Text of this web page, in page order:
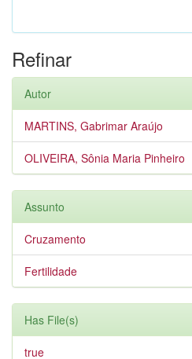
Refinar
Autor
MARTINS, Gabrimar Araújo
OLIVEIRA, Sônia Maria Pinheiro
Assunto
Cruzamento
Fertilidade
Has File(s)
true